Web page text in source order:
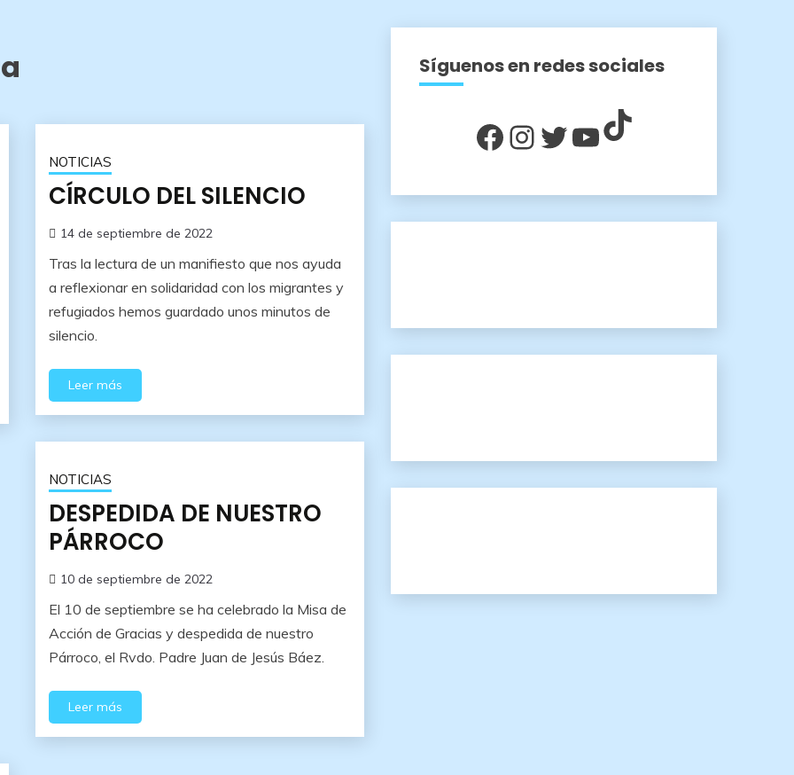
NOTICIAS
CÍRCULO DEL SILENCIO
14 de septiembre de 2022
Tras la lectura de un manifiesto que nos ayuda
a reflexionar en solidaridad con los migrantes y
refugiados hemos guardado unos minutos de
silencio.
Leer más
NOTICIAS
DESPEDIDA DE NUESTRO
PÁRROCO
10 de septiembre de 2022
El 10 de septiembre se ha celebrado la Misa de
Acción de Gracias y despedida de nuestro
Párroco, el Rvdo. Padre Juan de Jesús Báez.
Leer más
Síguenos en redes sociales
Facebook
Instagram
Twitter
YouTube
TikTok